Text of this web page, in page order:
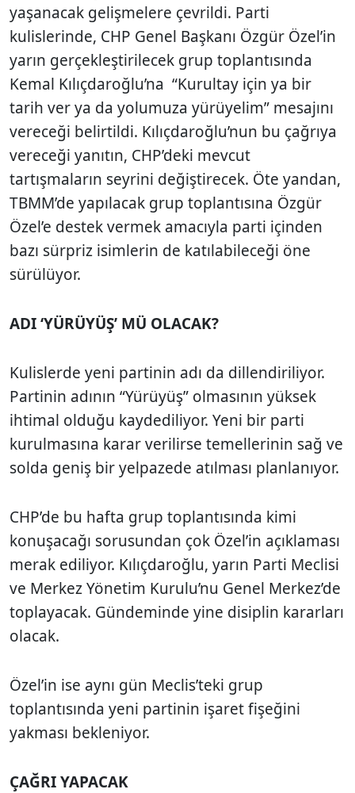
yaşanacak gelişmelere çevrildi. Parti
kulislerinde, CHP Genel Başkanı Özgür Özel’in
yarın gerçekleştirilecek grup toplantısında
Kemal Kılıçdaroğlu’na “Kurultay için ya bir
tarih ver ya da yolumuza yürüyelim” mesajını
vereceği belirtildi. Kılıçdaroğlu’nun bu çağrıya
vereceği yanıtın, CHP’deki mevcut
tartışmaların seyrini değiştirecek. Öte yandan,
TBMM’de yapılacak grup toplantısına Özgür
Özel’e destek vermek amacıyla parti içinden
bazı sürpriz isimlerin de katılabileceği öne
sürülüyor.
ADI ‘YÜRÜYÜŞ’ MÜ OLACAK?
Kulislerde yeni partinin adı da dillendiriliyor.
Partinin adının “Yürüyüş” olmasının yüksek
ihtimal olduğu kaydediliyor. Yeni bir parti
kurulmasına karar verilirse temellerinin sağ ve
solda geniş bir yelpazede atılması planlanıyor.
CHP’de bu hafta grup toplantısında kimi
konuşacağı sorusundan çok Özel’in açıklaması
merak ediliyor. Kılıçdaroğlu, yarın Parti Meclisi
ve Merkez Yönetim Kurulu’nu Genel Merkez’de
toplayacak. Gündeminde yine disiplin kararları
olacak.
Özel’in ise aynı gün Meclis’teki grup
toplantısında yeni partinin işaret fişeğini
yakması bekleniyor.
ÇAĞRI YAPACAK